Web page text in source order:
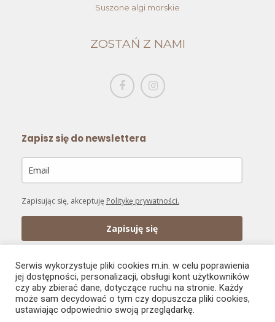
Suszone algi morskie
ZOSTAŃ Z NAMI
Zapisz się do newslettera
Zapisując się, akceptuję Politykę prywatności.
Zapisuję się
PŁATNOŚĆ ONLINE
Bezpieczne zakupy
Serwis wykorzystuje pliki cookies m.in. w celu poprawienia
jej dostępności, personalizacji, obsługi kont użytkowników
czy aby zbierać dane, dotyczące ruchu na stronie. Każdy
może sam decydować o tym czy dopuszcza pliki cookies,
ustawiając odpowiednio swoją przeglądarkę.